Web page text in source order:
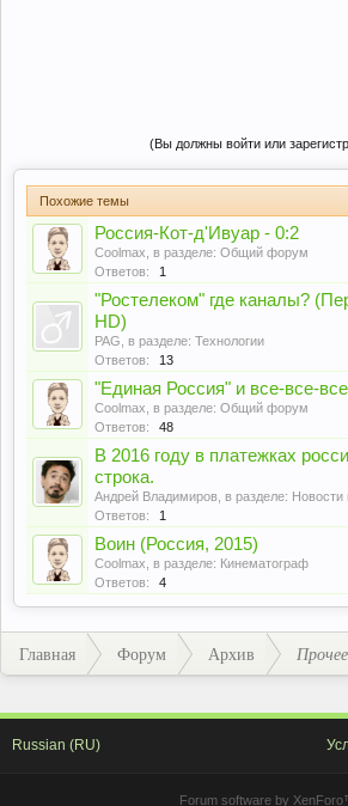
(Вы должны войти или
Похожие темы
Россия-Кот-д'Ивуар - 0:2
Coolmax , в разделе: Общий форум
Ответов:
1
"Ростелеком" где каналы?
HD)
PAG , в разделе: Технологии
Ответов:
13
"Единая Россия" и все-все-все
Coolmax , в разделе: Общий форум
Ответов:
48
В 2016 году в платежках
строка.
Андрей Владимиров , в разделе: Новости
Ответов:
1
Воин (Россия, 2015)
Coolmax , в разделе: Кинематограф
Ответов:
4
Главная Форум Архив Прочее
Russian (RU)
Forum software by